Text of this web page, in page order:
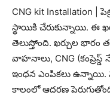
CNG kit Installation |
స్థాయికి చేరుకున్నాయి. ఈ
తెలుస్తోంది. ఖ‌ర్చుల భారం
వాహనాలు, CNG
ఇంధన ఎంపికలు
కాలంలో ఆద‌ర‌ణ